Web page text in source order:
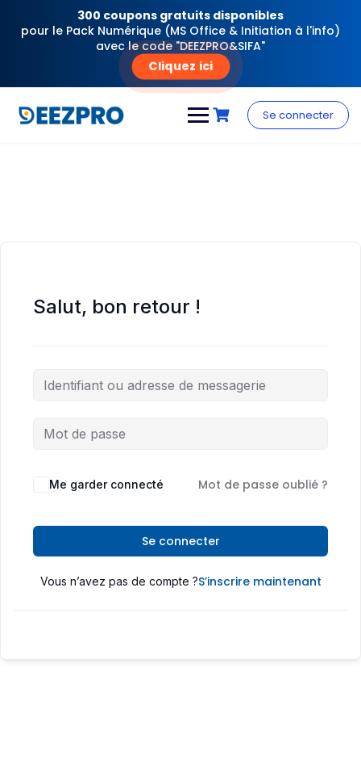
300 coupons gratuits disponibles
pour le Pack Numérique (MS Office & Initiation à l'info)
avec le code "DEEZPRO&SIFA"
Cliquez ici
content
Se connecter
Salut, bon retour !
Me garder connecté Mot de passe oublié ?
Se connecter
Vous n’avez pas de compte ?S’inscrire maintenant